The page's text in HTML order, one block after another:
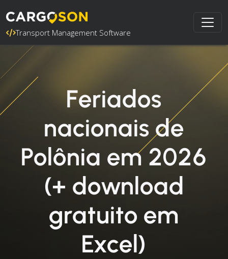
Transport Management Software
Feriados
nacionais de
Polônia em 2026
(+ download
gratuito em
Excel)